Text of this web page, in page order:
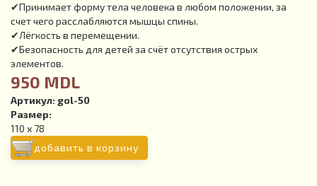
✔Принимает форму тела человека в любом положении, за
счет чего расслабляются мышцы спины.
✔Лёгкость в перемещении.
✔Безопасность для детей за счёт отсутствия острых
элементов.
950 MDL
Артикул: gol-50
Размер:
110 х 78
добавить в корзину